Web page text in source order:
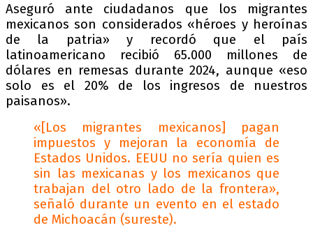
Aseguró ante ciudadanos que los migrantes
mexicanos son considerados «héroes y heroínas
de la patria» y recordó que el país
latinoamericano recibió 65.000 millones de
dólares en remesas durante 2024, aunque «eso
solo es el 20% de los ingresos de nuestros
paisanos».
«[Los migrantes mexicanos] pagan
impuestos y mejoran la economía de
Estados Unidos. EEUU no sería quien es
sin las mexicanas y los mexicanos que
trabajan del otro lado de la frontera»,
señaló durante un evento en el estado
de Michoacán (sureste).